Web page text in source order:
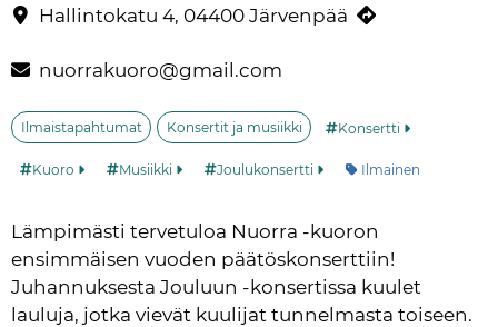
Nuorra -kuoron ensimmäisen vuoden päätöskonsertti
Yhteystiedot
Hallintokatu 4, 04400 Järvenpää
nuorrakuoro@gmail.com
Ilmaistapahtumat Konsertit ja musiikki Konsertti
Kuoro Musiikki Joulukonsertti Kategoria:
Ilmainen
Lämpimästi tervetuloa Nuorra -kuoron
ensimmäisen vuoden päätöskonserttiin!
Juhannuksesta Jouluun -konsertissa kuulet
lauluja, jotka vievät kuulijat tunnelmasta toiseen.